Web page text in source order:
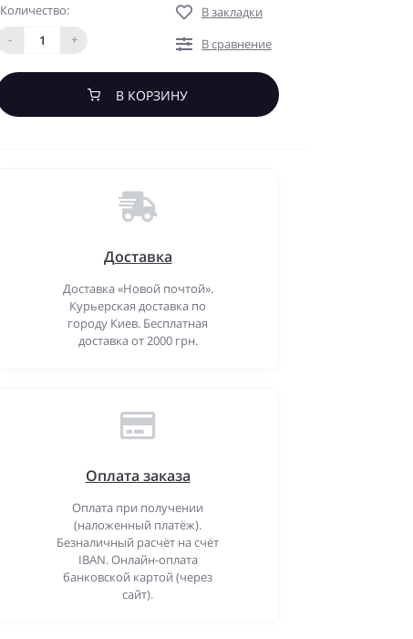
Количество:
-
+
В закладки
В сравнение
В КОРЗИНУ
Доставка
Доставка «Новой почтой».
Курьерская доставка по
городу Киев. Бесплатная
доставка от 2000 грн.
Оплата заказа
Оплата при получении
(наложенный платёж).
Безналичный расчёт на счёт
IBAN. Онлайн-оплата
банковской картой (через
сайт).